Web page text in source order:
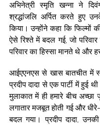
अभिनेत्री स्मृति खन्ना ने
श्रद्धांजलि अर्पित करते हुए
किया। उन्होंने कहा कि फिल्मों
ऐसे रिश्ते में बदल गई, जो
परिवार का हिस्सा मानते थे और
आईएएनएस से खास बातचीत में
प्रदीप दादा से एक पार्टी में हुई
मुलाकात में ही हमारे बीच अच्छा
लगातार मजबूत होती गई और
बदल गया। प्रदीप दादा, उनकी